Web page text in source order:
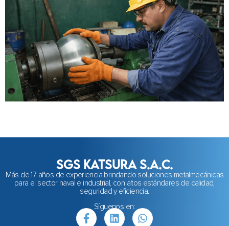
SGS KATSURA S.A.C.
Más de 17 años de experiencia brindando soluciones metalmecánicas
para el sector naval e industrial, con altos estándares de calidad,
seguridad y eficiencia.
Síguenos en: